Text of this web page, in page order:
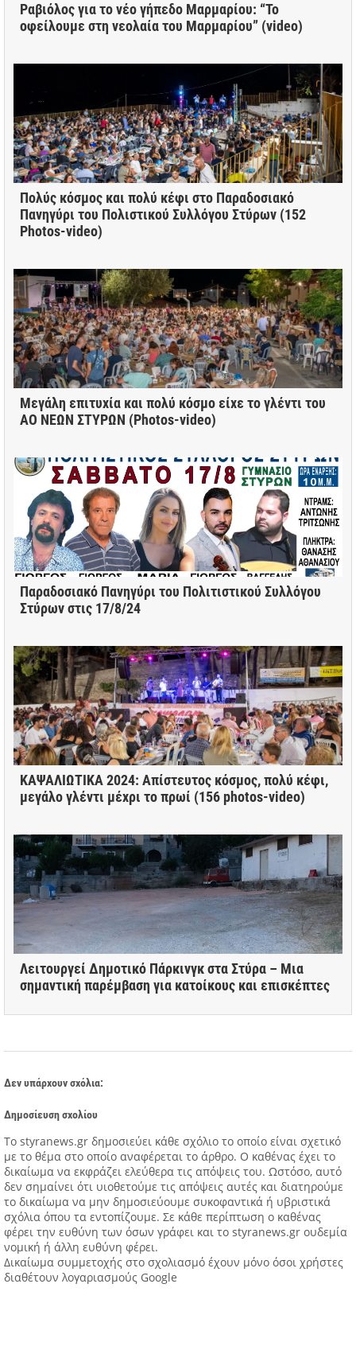
Ραβιόλος για το νέο γήπεδο Μαρμαρίου: “Το
οφείλουμε στη νεολαία του Μαρμαρίου” (video)
Πολύς κόσμος και πολύ κέφι στο Παραδοσιακό
Πανηγύρι του Πολιστικού Συλλόγου Στύρων (152
Photos-video)
Μεγάλη επιτυχία και πολύ κόσμο είχε το γλέντι του
ΑΟ ΝΕΩΝ ΣΤΥΡΩΝ (Photos-video)
Παραδοσιακό Πανηγύρι του Πολιτιστικού Συλλόγου
Στύρων στις 17/8/24
ΚΑΨΑΛΙΩΤΙΚΑ 2024: Απίστευτος κόσμος, πολύ κέφι,
μεγάλο γλέντι μέχρι το πρωί (156 photos-video)
Λειτουργεί Δημοτικό Πάρκινγκ στα Στύρα – Μια
σημαντική παρέμβαση για κατοίκους και επισκέπτες
Δεν υπάρχουν σχόλια:
Δημοσίευση σχολίου
Tο styranews.gr δημοσιεύει κάθε σχόλιο το οποίο είναι σχετικό
με το θέμα στο οποίο αναφέρεται το άρθρο. Ο καθένας έχει το
δικαίωμα να εκφράζει ελεύθερα τις απόψεις του. Ωστόσο, αυτό
δεν σημαίνει ότι υιοθετούμε τις απόψεις αυτές και διατηρούμε
το δικαίωμα να μην δημοσιεύουμε συκοφαντικά ή υβριστικά
σχόλια όπου τα εντοπίζουμε. Σε κάθε περίπτωση ο καθένας
φέρει την ευθύνη των όσων γράφει και το styranews.gr ουδεμία
νομική ή άλλη ευθύνη φέρει.
Δικαίωμα συμμετοχής στο σχολιασμό έχουν μόνο όσοι χρήστες
διαθέτουν λογαριασμούς Google